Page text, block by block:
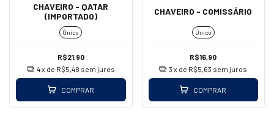
CHAVEIRO - QATAR
(IMPORTADO)
Único
R$21,90
4x de R$5,48 sem juros
COMPRAR
CHAVEIRO - COMISSÁRIO
Único
R$16,90
3 x de R$5,63 sem juros
COMPRAR